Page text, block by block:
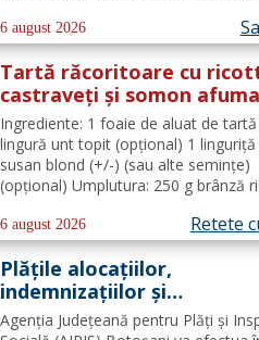
25%, vitamina B, acid folic, potasiu,
magneziu si multe alte componente
sunt de...
6 august 2026
Tartă răcoritoare cu
castraveți și somon
Ingrediente: 1 foaie de aluat de tartă
lingură unt topit (opțional) 1 linguriță
susan blond (+/-) (sau alte semințe)
(opțional) Umplutura: 250 g brânză
verde (+/-) piper Toppinguri: 1
gr somon afumat 1 linguriță
susan...
6 august 2026 Retete
Plățile alocațiilor,
indemnizațiilor și
stimulentelor, efectuate
Agenția Județeană pentru Plăți și